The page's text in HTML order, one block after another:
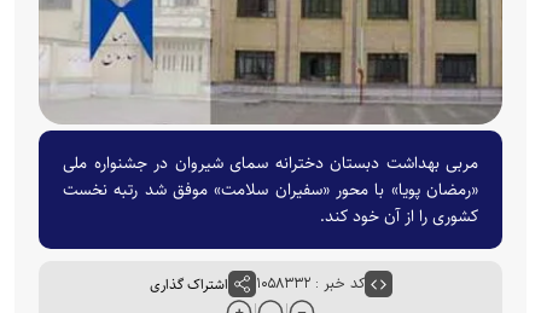
مربی بهداشت دبستان دخترانه سمای شیروان در جشنواره ملی
«رمضان پویا» با محور «سفیران سلامت» موفق شد رتبه نخست
کشوری را از آن خود کند.
کد خبر : ۱۰۵۸۳۳۲ اشتراک گذاری